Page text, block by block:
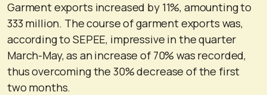
Garment exports increased by 11%, amounting to
333 million. The course of garment exports was,
according to SEPEE, impressive in the quarter
March-May, as an increase of 70% was recorded,
thus overcoming the 30% decrease of the first
two months.